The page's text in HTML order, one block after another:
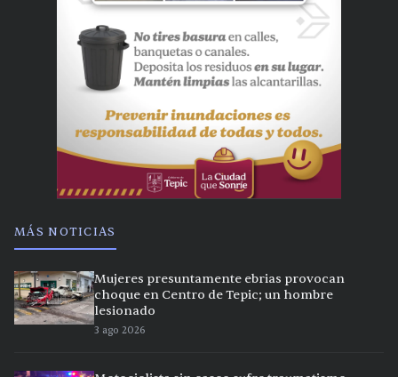
MÁS NOTICIAS
Mujeres presuntamente ebrias provocan
choque en Centro de Tepic; un hombre
lesionado
3 ago 2026